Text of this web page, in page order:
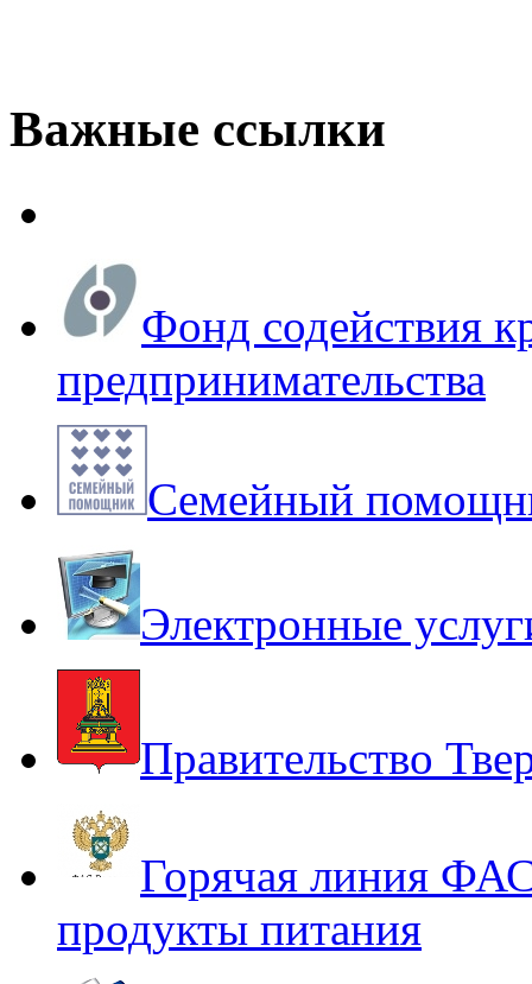
Важные ссылки
Фонд содействия
предпринимательства
Семейный
Электронные
Правительство
Горячая линия
продукты питания